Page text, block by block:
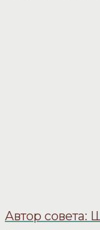
Автор совета: